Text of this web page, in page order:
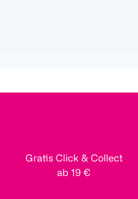
Gratis Click & Collect
ab 19 €